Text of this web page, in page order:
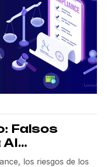
Falsos
AI
los riesgos de los